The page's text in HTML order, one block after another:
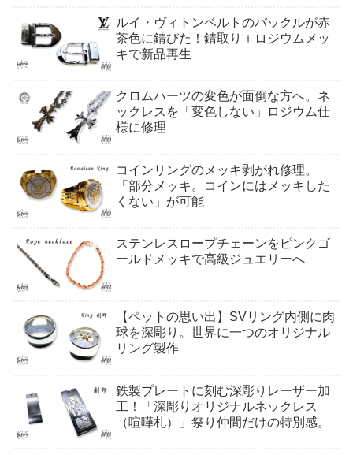
ルイ・ヴィトンベルトのバックルが赤
茶色に錆びた！錆取り＋ロジウムメッ
キで新品再生
クロムハーツの変色が面倒な方へ。ネ
ックレスを「変色しない」ロジウム仕
様に修理
コインリングのメッキ剥がれ修理。
「部分メッキ。コインにはメッキした
くない」が可能
ステンレスロープチェーンをピンクゴ
ールドメッキで高級ジュエリーへ
【ペットの思い出】SVリング内側に肉
球を深彫り。世界に一つのオリジナル
リング製作
鉄製プレートに刻む深彫りレーザー加
工！「深彫りオリジナルネックレス
（喧嘩札）」祭り仲間だけの特別感。